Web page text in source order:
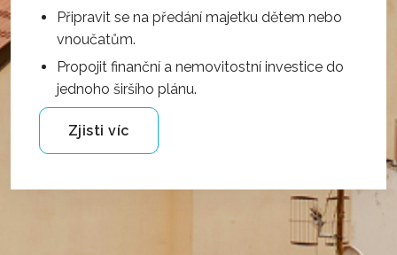
Připravit se na předání majetku dětem nebo
vnoučatům.
Propojit finanční a nemovitostní investice do
jednoho širšího plánu.
Zjisti víc